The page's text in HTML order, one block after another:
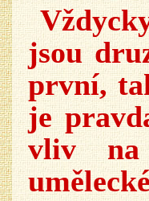
jsou
první,
je
vliv na